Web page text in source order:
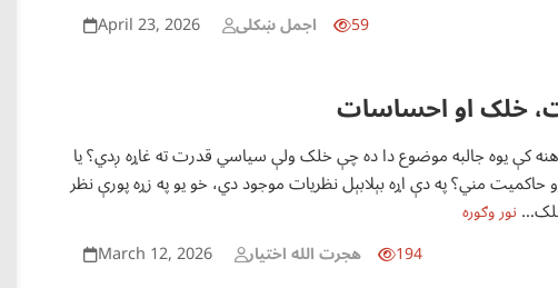
April 23, 2026 اجمل ښکلی 59
خلک او احساسات
کې يوه جالبه موضوع دا ده چې خلک ولې سياسي قدرت ته غاړه ږدي؟ يا
حاکميت مني؟ په دې اړه بېلابېل نظريات موجود دي، خو يو په زړه پورې نظر
نور وګوره
March 12, 2026 هجرت الله اختيار 194